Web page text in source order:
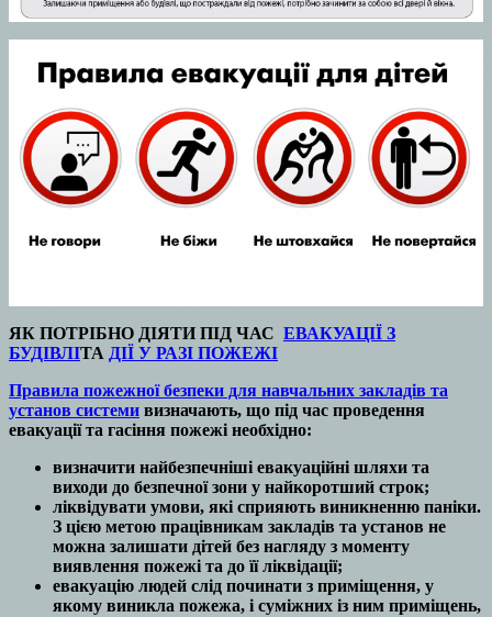
ЯК ПОТРІБНО ДІЯТИ ПІД ЧАС ЕВАКУАЦІЇ З
БУДІВЛІТА ДІЇ У РАЗІ ПОЖЕЖІ
Правила пожежної безпеки для навчальних закладів та
установ системи визначають, що під час проведення
евакуації та гасіння пожежі необхідно:
визначити найбезпечніші евакуаційні шляхи та
виходи до безпечної зони у найкоротший строк;
ліквідувати умови, які сприяють виникненню паніки.
З цією метою працівникам закладів та установ не
можна залишати дітей без нагляду з моменту
виявлення пожежі та до її ліквідації;
евакуацію людей слід починати з приміщення, у
якому виникла пожежа, і суміжних із ним приміщень,